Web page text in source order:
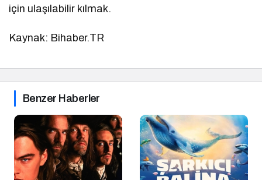
için ulaşılabilir kılmak.
Kaynak: Bihaber.TR
Benzer Haberler